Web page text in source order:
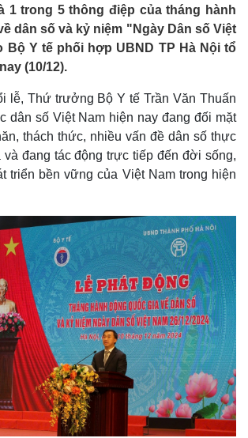
Việc làm
Biển đảo
1 trong 5 thông điệp của tháng hành
dân số và kỷ niệm "Ngày Dân số Việt
Bộ Y tế phối hợp UBND TP Hà Nội tổ
(10/12).
lễ, Thứ trưởng Bộ Y tế Trần Văn Thuấn
dân số Việt Nam hiện nay đang đối mặt
thách thức, nhiều vấn đề dân số thực
và đang tác động trực tiếp đến đời sống,
triển bền vững của Việt Nam trong hiện